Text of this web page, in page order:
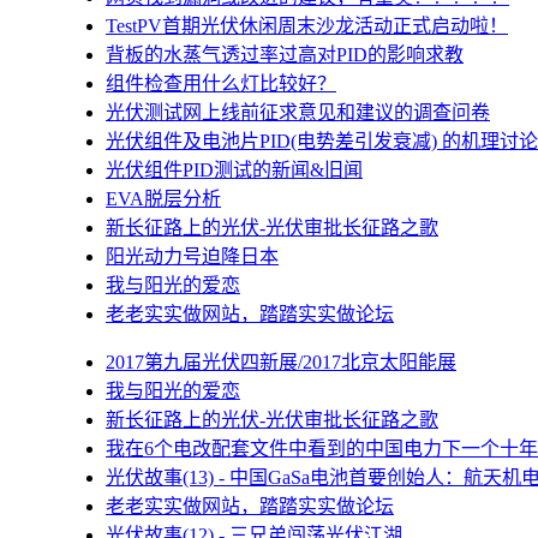
TestPV首期光伏休闲周末沙龙活动正式启动啦！
背板的水蒸气透过率过高对PID的影响求教
组件检查用什么灯比较好？
光伏测试网上线前征求意见和建议的调查问卷
光伏组件及电池片PID(电势差引发衰减) 的机理讨论
光伏组件PID测试的新闻&旧闻
EVA脱层分析
新长征路上的光伏-光伏审批长征路之歌
阳光动力号迫降日本
我与阳光的爱恋
老老实实做网站，踏踏实实做论坛
2017第九届光伏四新展/2017北京太阳能展
我与阳光的爱恋
新长征路上的光伏-光伏审批长征路之歌
我在6个电改配套文件中看到的中国电力下一个十年
光伏故事(13) - 中国GaSa电池首要创始人：航天机
老老实实做网站，踏踏实实做论坛